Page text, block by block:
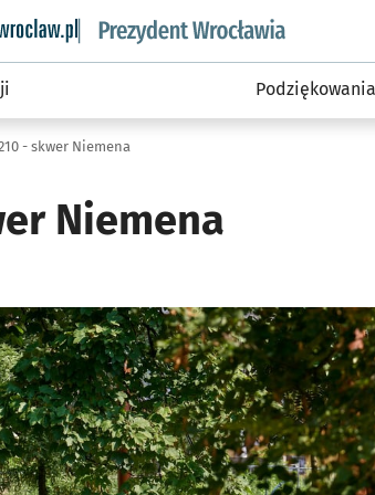
informacyjny wroclaw.pl podserwis:
Podziękowania
- skwer Niemena
Niemena